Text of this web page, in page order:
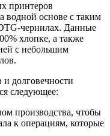
принтеров
водной основе с таким
чернилах. Данные
хлопке, а также
с небольшим
долговечности
следующее:
производства, чтобы
к операциям, которые